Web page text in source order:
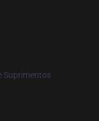
Suprimentos